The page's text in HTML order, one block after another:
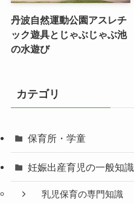
丹波自然運動公園アスレチ
ック遊具とじゃぶじゃぶ池
の水遊び
カテゴリ
保育所・学童
妊娠出産育児の一般知識
乳児保育の専門知識